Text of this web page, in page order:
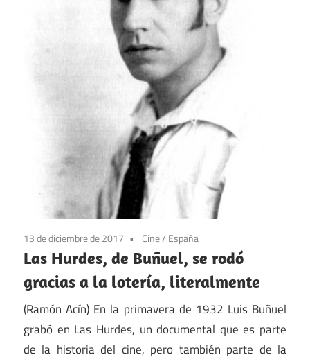
13 de diciembre de 2017 Cine/ España
Las Hurdes, de Buñuel, se rodó
gracias a la lotería, literalmente
(Ramón Acín) En la primavera de 1932 Luis Buñuel
grabó en Las Hurdes, un documental que es parte
de la historia del cine, pero también parte de la